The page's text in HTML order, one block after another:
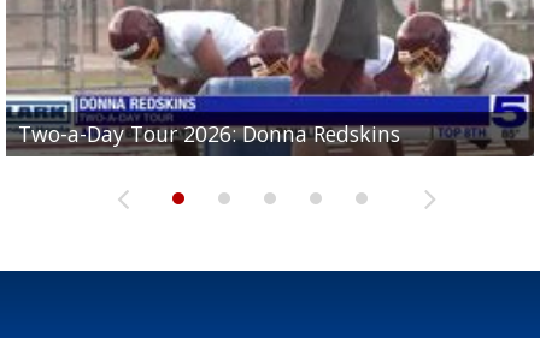
Two-a-Day Tour 2026: Donna Redskins
Two-a-Day Tour 2026: Brownsville Pace Vikings
Two-a-Day Tour 2026: La Joya Coyotes
Two-a-Day Tour 2026: Rio Hondo Bobcats
Two-a-Day Tour 2026: Brownsville St. Joseph
Bloodhounds